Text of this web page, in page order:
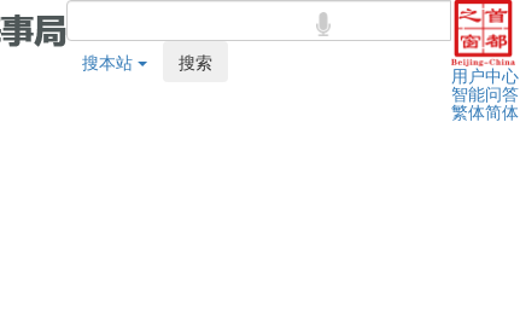
搜本站 搜索
用户中心
智能问答
繁体简体